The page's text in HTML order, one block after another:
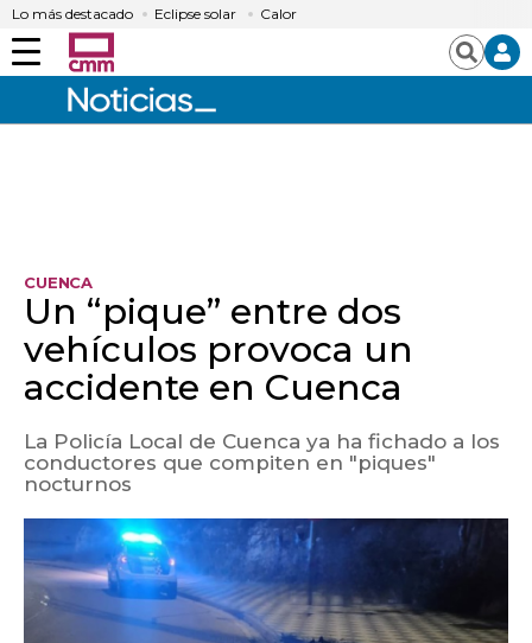
Lo más destacado Eclipse solar Calor
Menú Buscar
CUENCA
Un “pique” entre dos
vehículos provoca un
accidente en Cuenca
La Policía Local de Cuenca ya ha fichado a los
conductores que compiten en "piques"
nocturnos